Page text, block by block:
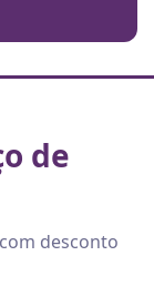
de
desconto